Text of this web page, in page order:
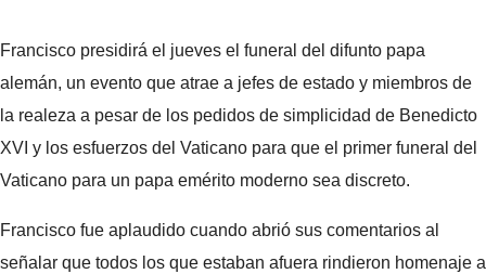
Francisco presidirá el jueves el funeral del difunto papa
alemán, un evento que atrae a jefes de estado y miembros de
la realeza a pesar de los pedidos de simplicidad de Benedicto
XVI y los esfuerzos del Vaticano para que el primer funeral del
Vaticano para un papa emérito moderno sea discreto.
Francisco fue aplaudido cuando abrió sus comentarios al
señalar que todos los que estaban afuera rindieron homenaje a